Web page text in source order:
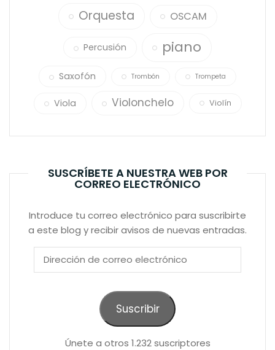
Orquesta OSCAM
Percusión piano
Saxofón Trombón Trompeta
Viola Violonchelo Violín
SUSCRÍBETE A NUESTRA WEB POR
CORREO ELECTRÓNICO
Introduce tu correo electrónico para suscribirte
a este blog y recibir avisos de nuevas entradas.
Dirección
Suscribir
Únete a otros 1.232 suscriptores